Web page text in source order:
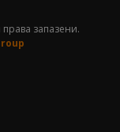
запазени.